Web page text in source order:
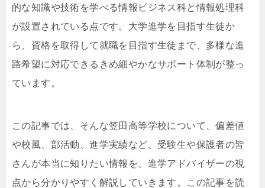
的な知識や技術を学べる情報ビジネス科と情報処理科
が設置されている点です。大学進学を目指す生徒か
ら、資格を取得して就職を目指す生徒まで、多様な進
路希望に対応できるきめ細やかなサポート体制が整っ
ています。
この記事では、そんな笠田高等学校について、偏差値
や校風、部活動、進学実績など、受験生や保護者の皆
さんが本当に知りたい情報を、進学アドバイザーの視
点から分かりやすく解説していきます。この記事を読